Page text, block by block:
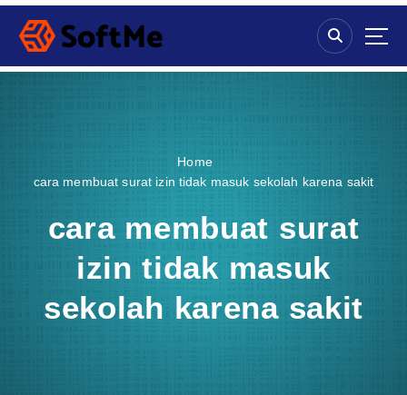
S
p
Home
cara membuat surat izin tidak masuk sekolah karena sakit
cara membuat surat
izin tidak masuk
sekolah karena sakit